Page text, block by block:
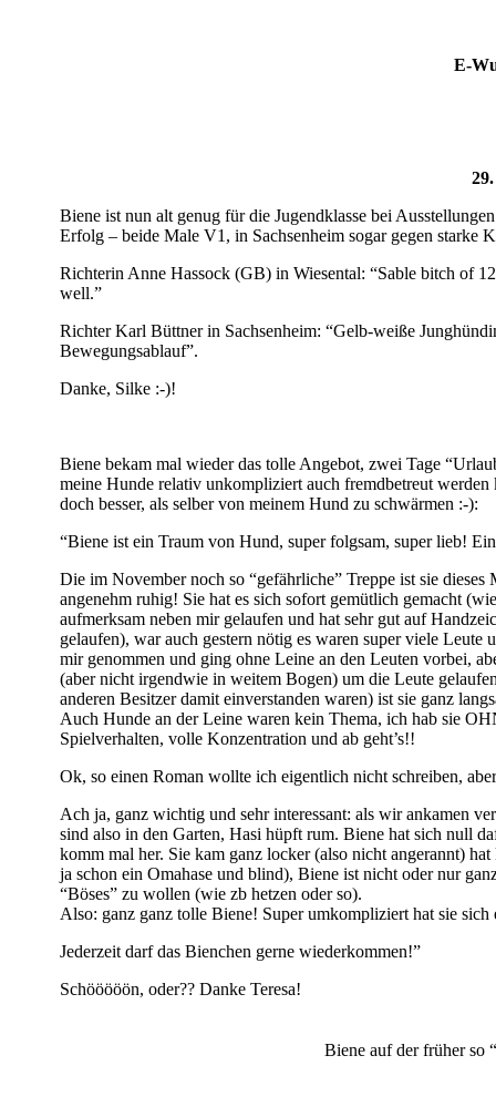
E-
Biene ist nun alt genug für die Jugendklasse bei
Erfolg – beide Male V1, in Sachsenheim sogar gegen starke
Richterin Anne Hassock (GB) in Wiesental: “Sable bitch of
well.”
Richter Karl Büttner in Sachsenheim: “Gelb-weiße
Bewegungsablauf”.
Danke, Silke :-)!
Biene bekam mal wieder das tolle Angebot, zwei Tage
meine Hunde relativ unkompliziert auch fremdbetreut
doch besser, als selber von meinem Hund zu schwärmen :-):
“Biene ist ein Traum von Hund, super folgsam, super lieb!
Die im November noch so “gefährliche” Treppe ist sie
angenehm ruhig! Sie hat es sich sofort gemütlich gemacht
aufmerksam neben mir gelaufen und hat sehr gut auf
gelaufen), war auch gestern nötig es waren super viele
mir genommen und ging ohne Leine an den Leuten vorbei,
(aber nicht irgendwie in weitem Bogen) um die Leute
anderen Besitzer damit einverstanden waren) ist sie ganz
Auch Hunde an der Leine waren kein Thema, ich hab sie
Spielverhalten, volle Konzentration und ab geht’s!!
Ok, so einen Roman wollte ich eigentlich nicht schreiben,
Ach ja, ganz wichtig und sehr interessant: als wir ankamen
sind also in den Garten, Hasi hüpft rum. Biene hat sich null
komm mal her. Sie kam ganz locker (also nicht angerannt)
ja schon ein Omahase und blind), Biene ist nicht oder nur
“Böses” zu wollen (wie zb hetzen oder so).
Also: ganz ganz tolle Biene! Super umkompliziert hat sie sich
Jederzeit darf das Bienchen gerne wiederkommen!”
Schööööön, oder?? Danke Teresa!
Biene auf der früher so